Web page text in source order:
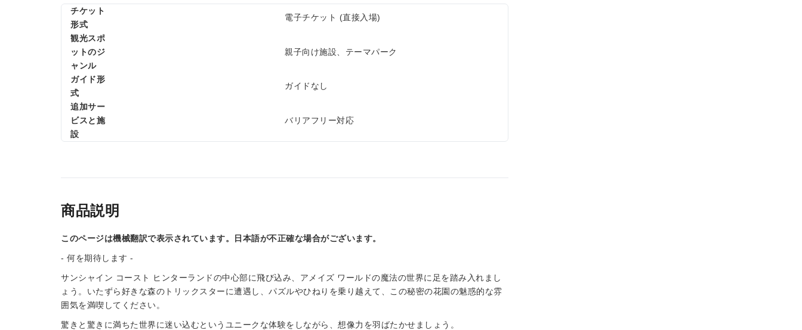
チケット
形式
電子チケット (直接入場)
観光スポ
ットのジ
ャンル
親子向け施設、テーマパーク
ガイド形
式
ガイドなし
追加サー
ビスと施
設
バリアフリー対応
商品説明
このページは機械翻訳で表示されています。日本語が不正確な場合がございます。
- 何を期待します -
サンシャイン コースト ヒンターランドの中心部に飛び込み、アメイズ ワールドの魔法の世界に足を踏み入れまし
ょう。いたずら好きな森のトリックスターに遭遇し、パズルやひねりを乗り越えて、この秘密の花園の魅惑的な雰
囲気を満喫してください。
驚きと驚きに満ちた世界に迷い込むというユニークな体験をしながら、想像力を羽ばたかせましょう。